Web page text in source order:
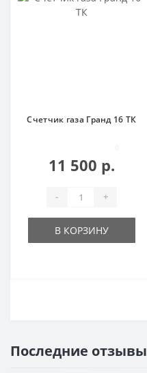
Счетчик газа Гранд 16 ТК
11 500 р.
- +
В КОРЗИНУ
Последние отзывы